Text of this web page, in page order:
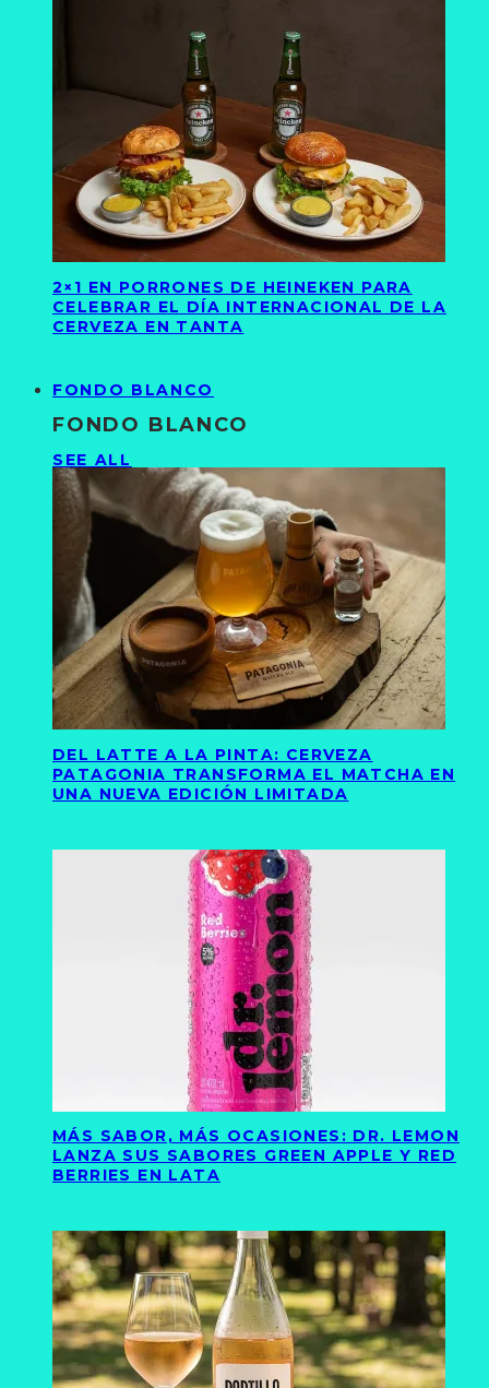
2×1 EN PORRONES DE HEINEKEN PARA
CELEBRAR EL DÍA INTERNACIONAL DE LA
CERVEZA EN TANTA
FONDO BLANCO
FONDO BLANCO
SEE ALL
DEL LATTE A LA PINTA: CERVEZA
PATAGONIA TRANSFORMA EL MATCHA EN
UNA NUEVA EDICIÓN LIMITADA
MÁS SABOR, MÁS OCASIONES: DR. LEMON
LANZA SUS SABORES GREEN APPLE Y RED
BERRIES EN LATA